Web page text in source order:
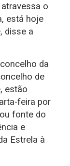
o
está hoje
disse a
da
de
estão
feira por
fonte do
e
Estrela à